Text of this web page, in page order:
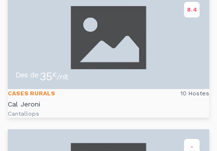
8.4
Des de 35€/nit
CASES RURALS 10 Hostes
Cal Jeroni
Cantallops
-